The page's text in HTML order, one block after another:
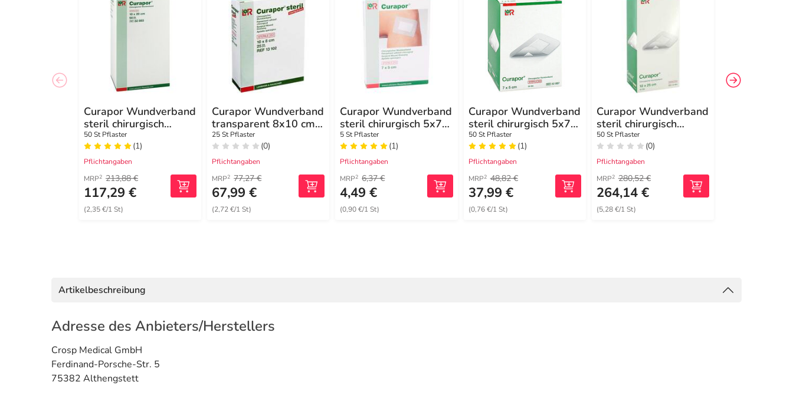
Curapor Wundverband
steril chirurgisch
10x20 cm
50 St Pflaster
(1)
Pflichtangaben
MRP2 213,88 €
117,29 €
(2,35 €/1 St)
Curapor Wundverband
transparent 8x10 cm
steril
25 St Pflaster
(0)
Pflichtangaben
MRP2 77,27 €
67,99 €
(2,72 €/1 St)
Curapor Wundverband
steril chirurgisch 5x7
cm
5 St Pflaster
(1)
Pflichtangaben
MRP2 6,37 €
4,49 €
(0,90 €/1 St)
Curapor Wundverband
steril chirurgisch 5x7
cm
50 St Pflaster
(1)
Pflichtangaben
MRP2 48,82 €
37,99 €
(0,76 €/1 St)
Curapor Wundverband
steril chirurgisch
10x25 cm
50 St Pflaster
(0)
Pflichtangaben
MRP2 280,52 €
264,14 €
(5,28 €/1 St)
Artikelbeschreibung
Adresse des Anbieters/Herstellers
Crosp Medical GmbH
Ferdinand-Porsche-Str. 5
75382 Althengstett